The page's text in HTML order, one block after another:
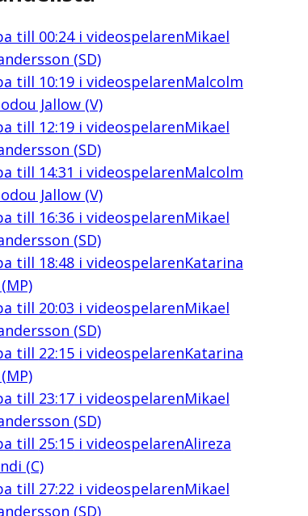
till 00:24i videospelarenMikael
(SD)
till 10:19i videospelarenMalcolm
Jallow (V)
till 12:19i videospelarenMikael
(SD)
till 14:31 i videospelarenMalcolm
Jallow (V)
till 16:36i videospelarenMikael
(SD)
till 18:48i videospelarenKatarina
till 20:03 i videospelarenMikael
(SD)
till 22:15i videospelarenKatarina
till 23:17i videospelarenMikael
(SD)
till 25:15i videospelarenAlireza
(C)
till 27:22 i videospelarenMikael
(SD)